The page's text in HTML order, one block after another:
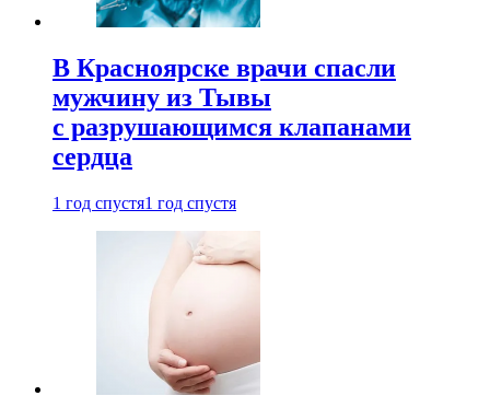
В Красноярске врачи спасли
мужчину из Тывы
с разрушающимся клапанами
сердца
1 год спустя1 год спустя